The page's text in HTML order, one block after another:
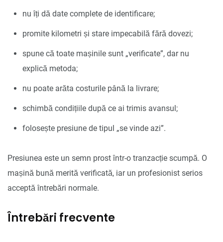
nu îți dă date complete de identificare;
promite kilometri și stare impecabilă fără dovezi;
spune că toate mașinile sunt „verificate”, dar nu
explică metoda;
nu poate arăta costurile până la livrare;
schimbă condițiile după ce ai trimis avansul;
folosește presiune de tipul „se vinde azi”.
Presiunea este un semn prost într-o tranzacție scumpă. O
mașină bună merită verificată, iar un profesionist serios
acceptă întrebări normale.
Întrebări frecvente